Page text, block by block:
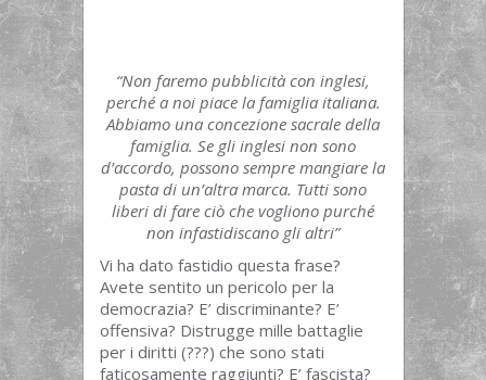
“Non faremo pubblicità con inglesi,
perché a noi piace la famiglia italiana.
Abbiamo una concezione sacrale della
famiglia. Se gli inglesi non sono
d’accordo, possono sempre mangiare la
pasta di un’altra marca. Tutti sono
liberi di fare ciò che vogliono purché
non infastidiscano gli altri”
Vi ha dato fastidio questa frase?
Avete sentito un pericolo per la
democrazia? E’ discriminante? E’
offensiva? Distrugge mille battaglie
per i diritti (???) che sono stati
faticosamente raggiunti? E’ fascista?